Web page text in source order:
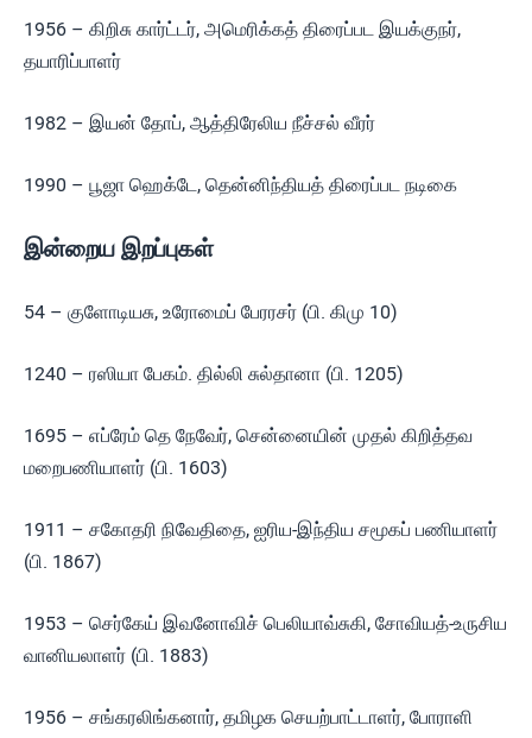
1956 – கிறிசு கார்ட்டர், அமெரிக்கத் திரைப்பட இயக்குநர்,
தயாரிப்பாளர்
1982 – இயன் தோப், ஆத்திரேலிய நீச்சல் வீரர்
1990 – பூஜா ஹெக்டே, தென்னிந்தியத் திரைப்பட நடிகை
இன்றைய இறப்புகள்
54 – குளோடியசு, உரோமைப் பேரரசர் (பி. கிமு 10)
1240 – ரஸியா பேகம். தில்லி சுல்தானா (பி. 1205)
1695 – எப்ரேம் தெ நேவேர், சென்னையின் முதல் கிறித்தவ
மறைபணியாளர் (பி. 1603)
1911 – சகோதரி நிவேதிதை, ஐரிய-இந்திய சமூகப் பணியாளர்
(பி. 1867)
1953 – செர்கேய் இவனோவிச் பெலியாவ்சுகி, சோவியத்-உருசிய
வானியலாளர் (பி. 1883)
1956 – சங்கரலிங்கனார், தமிழக செயற்பாட்டாளர், போராளி